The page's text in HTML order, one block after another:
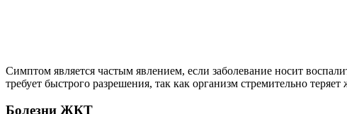
Симптом является частым явлением, если заболевание носит
требует быстрого разрешения, так как организм стремительно теряет
Болезни ЖКТ